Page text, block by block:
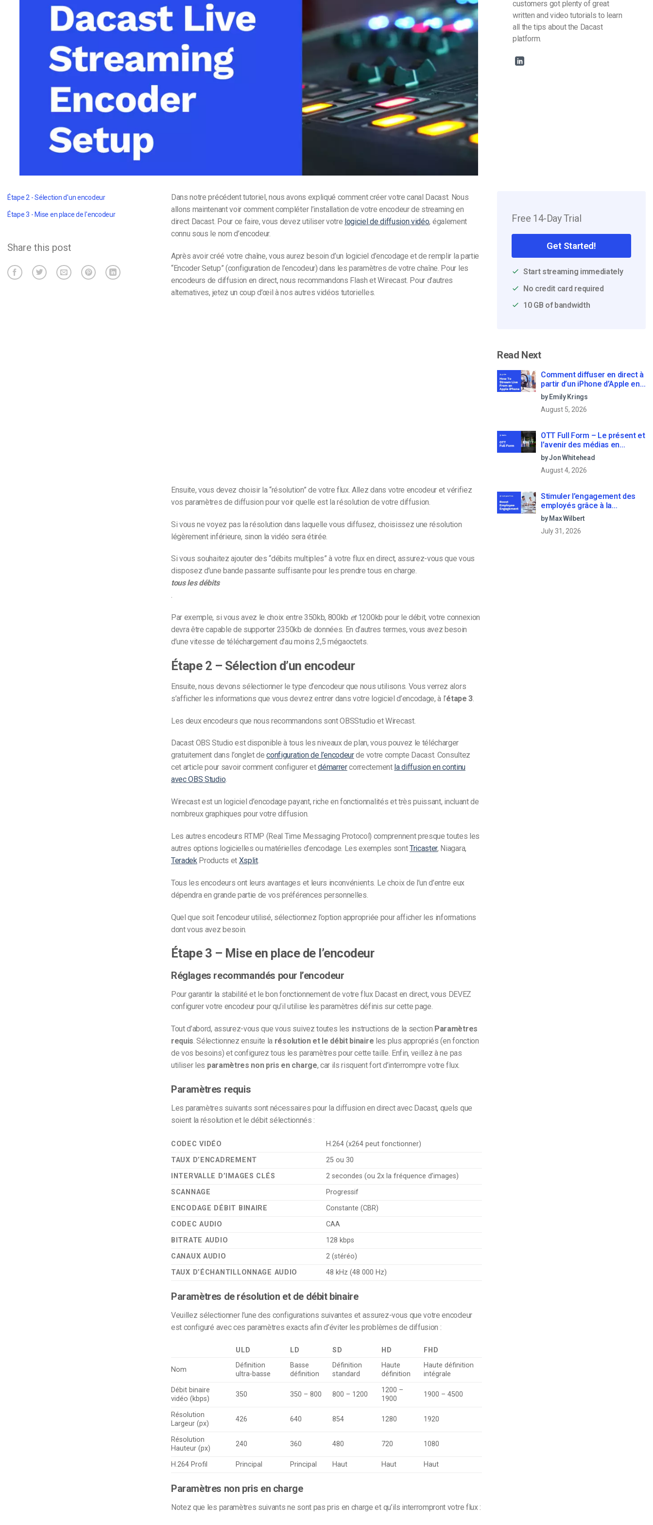
CMS vidéo
Confidentialité et sécurité
Marketing vidéo
d’apprentissage en ligne
customers got plenty of great
written and video tutorials to learn
all the tips about the Dacast
platform.
Étape 2 - Sélection d'un encodeur
Étape 3 - Mise en place de l'encodeur
Share this post
Dans notre précédent tutoriel, nous avons expliqué comment créer votre canal Dacast. Nous
allons maintenant voir comment compléter l’installation de votre encodeur de streaming en
direct Dacast. Pour ce faire, vous devez utiliser votre logiciel de diffusion vidéo, également
connu sous le nom d’encodeur.
Après avoir créé votre chaîne, vous aurez besoin d’un logiciel d’encodage et de remplir la partie
“Encoder Setup” (configuration de l’encodeur) dans les paramètres de votre chaîne. Pour les
encodeurs de diffusion en direct, nous recommandons Flash et Wirecast. Pour d’autres
alternatives, jetez un coup d’œil à nos autres vidéos tutorielles.
Ensuite, vous devez choisir la “résolution” de votre flux. Allez dans votre encodeur et vérifiez
vos paramètres de diffusion pour voir quelle est la résolution de votre diffusion.
Si vous ne voyez pas la résolution dans laquelle vous diffusez, choisissez une résolution
légèrement inférieure, sinon la vidéo sera étirée.
Si vous souhaitez ajouter des “débits multiples” à votre flux en direct, assurez-vous que vous
disposez d’une bande passante suffisante pour les prendre tous en charge.
tous les débits
.
Par exemple, si vous avez le choix entre 350kb, 800kb et1200kb pour le débit, votre connexion
devra être capable de supporter 2350kb de données. En d’autres termes, vous avez besoin
d’une vitesse de téléchargement d’au moins 2,5 mégaoctets.
Étape 2 – Sélection d’un encodeur
Ensuite, nous devons sélectionner le type d’encodeur que nous utilisons. Vous verrez alors
s’afficher les informations que vous devrez entrer dans votre logiciel d’encodage, à l’étape 3.
Les deux encodeurs que nous recommandons sont OBSStudio et Wirecast.
Dacast OBS Studio est disponible à tous les niveaux de plan, vous pouvez le télécharger
gratuitement dans l’onglet deconfiguration de l’encodeurde votre compte Dacast. Consultez
cet article pour savoir comment configurer etdémarrercorrectement la diffusion en continu
avec OBS Studio.
Wirecast est un logiciel d’encodage payant, riche en fonctionnalités et très puissant, incluant de
nombreux graphiques pour votre diffusion.
Les autres encodeurs RTMP (Real Time Messaging Protocol) comprennent presque toutes les
autres options logicielles ou matérielles d’encodage. Les exemples sontTricaster, Niagara,
TeradekProducts et Xsplit.
Tous les encodeurs ont leurs avantages et leurs inconvénients. Le choix de l’un d’entre eux
dépendra en grande partie de vos préférences personnelles.
Quel que soit l’encodeur utilisé, sélectionnez l’option appropriée pour afficher les informations
dont vous avez besoin.
Étape 3 – Mise en place de l’encodeur
Réglages recommandés pour l’encodeur
Pour garantir la stabilité et le bon fonctionnement de votre flux Dacast en direct, vous DEVEZ
configurer votre encodeur pour qu’il utilise les paramètres définis sur cette page.
Tout d’abord, assurez-vous que vous suivez toutes les instructions de la section Paramètres
requis. Sélectionnez ensuite la résolution et le débit binaire les plus appropriés (en fonction
de vos besoins) et configurez tous les paramètres pour cette taille. Enfin, veillez à ne pas
utiliser les paramètres non pris en charge, car ils risquent fort d’interrompre votre flux.
Paramètres requis
Les paramètres suivants sont nécessaires pour la diffusion en direct avec Dacast, quels que
soient la résolution et le débit sélectionnés :
CODEC VIDÉO
H.264 (x264 peut fonctionner)
TAUX D’ENCADREMENT
25 ou 30
INTERVALLE D’IMAGES CLÉS
2 secondes (ou 2x la fréquence d’images)
SCANNAGE
Progressif
ENCODAGE DÉBIT BINAIRE
Constante (CBR)
CODEC AUDIO
CAA
BITRATE AUDIO
128 kbps
CANAUX AUDIO
2 (stéréo)
TAUX D’ÉCHANTILLONNAGE AUDIO
48 kHz (48 000 Hz)
Paramètres de résolution et de débit binaire
Veuillez sélectionner l’une des configurations suivantes et assurez-vous que votre encodeur
est configuré avec ces paramètres exacts afin d’éviter les problèmes de diffusion :
ULD LD SD HD FHD
Nom
Définition
ultra-basse
Basse
définition
Définition
standard
Haute
définition
Haute définition
intégrale
Débit binaire
vidéo (kbps)
350 350 – 800 800 – 1200
1200 –
1900
1900 – 4500
Résolution
Largeur (px)
426 640 854 1280 1920
Résolution
Hauteur (px)
240 360 480 720 1080
H.264 Profil Principal Principal Haut Haut Haut
Paramètres non pris en charge
Notez que les paramètres suivants ne sont pas pris en charge et qu’ils interrompront votre flux :
Free 14-Day Trial
Get Started!
Start streaming immediately
No credit card required
10 GB of bandwidth
Read Next
Comment diffuser en direct à
partir d’un iPhone d’Apple en
6 étapes faciles
by Emily Krings
August 5, 2026
OTT Full Form – Le présent et
l’avenir des médias en
continu
by Jon Whitehead
August 4, 2026
Stimuler l’engagement des
employés grâce à la
communication d’entreprise
en direct
by Max Wilbert
July 31, 2026